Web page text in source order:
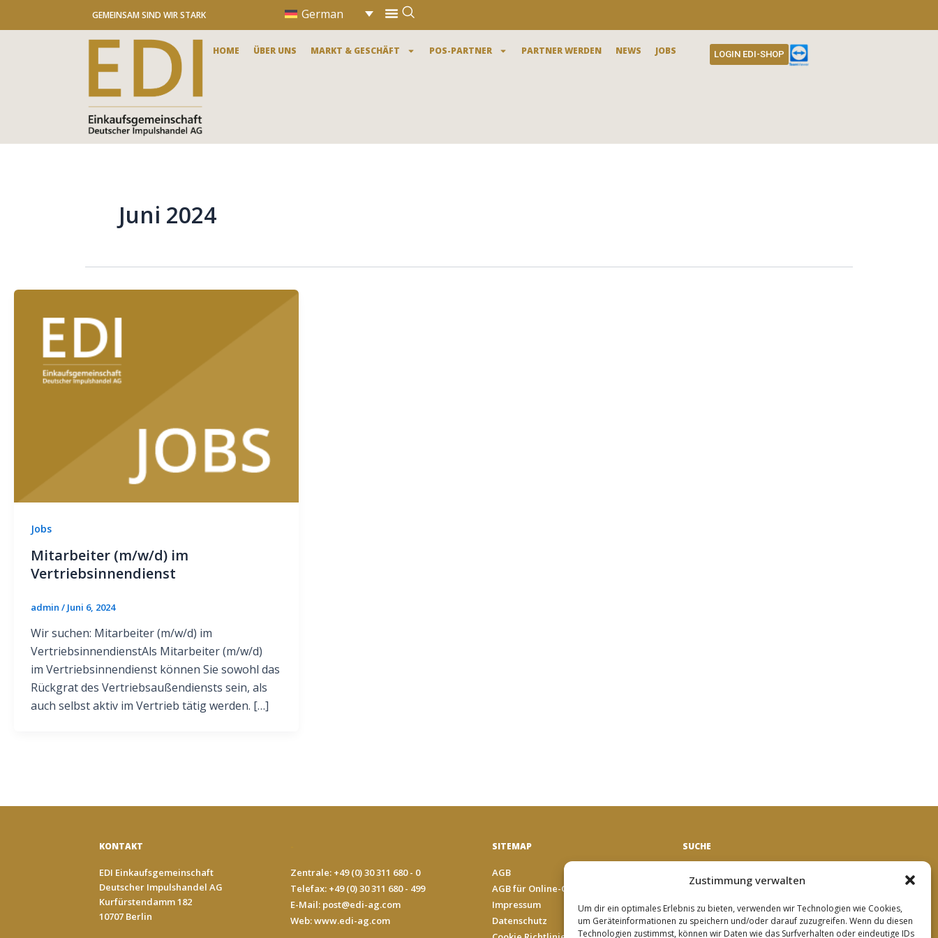
Zustimmung verwalten
Um dir ein optimales Erlebnis zu bieten, verwenden wir Technologien wie Cookies,
um Geräteinformationen zu speichern und/oder darauf zuzugreifen. Wenn du diesen
Technologien zustimmst, können wir Daten wie das Surfverhalten oder eindeutige IDs
Inhalt
GEMEINSAM SIND WIR STARK German Menü
HOME ÜBER UNS MARKT & GESCHÄFT POS-PARTNER PARTNER WERDEN NEWS JOBS LOGIN EDI-SHOP
Juni 2024
Jobs
Mitarbeiter (m/w/d) im
Vertriebsinnendienst
admin / Juni 6, 2024
Wir suchen: Mitarbeiter (m/w/d) im
VertriebsinnendienstAls Mitarbeiter (m/w/d)
im Vertriebsinnendienst können Sie sowohl das
Rückgrat des Vertriebsaußendiensts sein, als
auch selbst aktiv im Vertrieb tätig werden. […]
KONTAKT
EDI Einkaufsgemeinschaft
Deutscher Impulshandel AG
Kurfürstendamm 182
10707 Berlin
Zentrale: +49 (0) 30 311 680 - 0
Telefax: +49 (0) 30 311 680 - 499
E-Mail: post@edi-ag.com
Web: www.edi-ag.com
SITEMAP
AGB
AGB für Online-Geschäfte
Impressum
Datenschutz
SUCHE